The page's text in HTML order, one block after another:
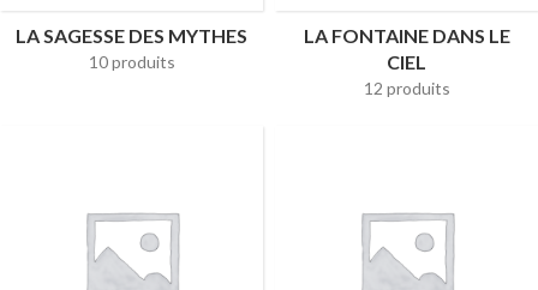
LA SAGESSE DES MYTHES
10 produits
LA FONTAINE DANS LE
CIEL
12 produits